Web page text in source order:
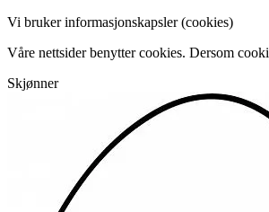
Vi bruker informasjonskapsler (cookies)
Våre nettsider benytter cookies. Dersom
Skjønner